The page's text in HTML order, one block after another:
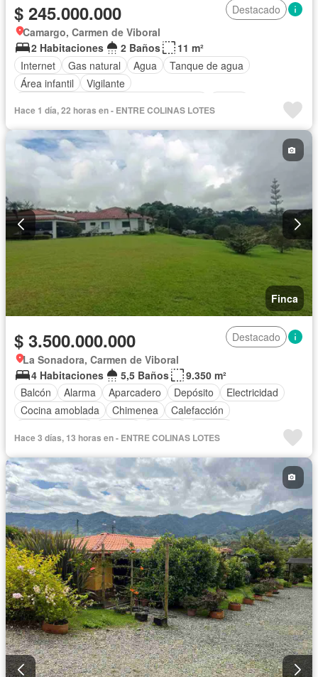
$ 245.000.000
Destacado
Camargo, Carmen de Viboral
2 Habitaciones
2 Baños
11 m²
Internet
Gas natural Agua
Tanque de agua
Área infantil
Vigilante
Ascensor
Wifi Permite mascotas
Permite niños
Solo familias
Hace 1 día, 22 horas en - ENTRE COLINAS LOTES
Finca
$ 3.500.000.000
Destacado
La Sonadora, Carmen de Viboral
4 Habitaciones
5,5 Baños
9.350 m²
Balcón
Alarma Aparcadero Depósito
Electricidad
Cocina amoblada
Chimenea
Calefacción
Vista panorámica
Cuarto de servicio Terraza
Patio
Área infantil
Vigilante
Acceso para personas con discapacidad
Jardín
Seguridad privada
Barbecue
Permite mascotas
Permite niños
Solo familias
Hace 3 días, 13 horas en - ENTRE COLINAS LOTES